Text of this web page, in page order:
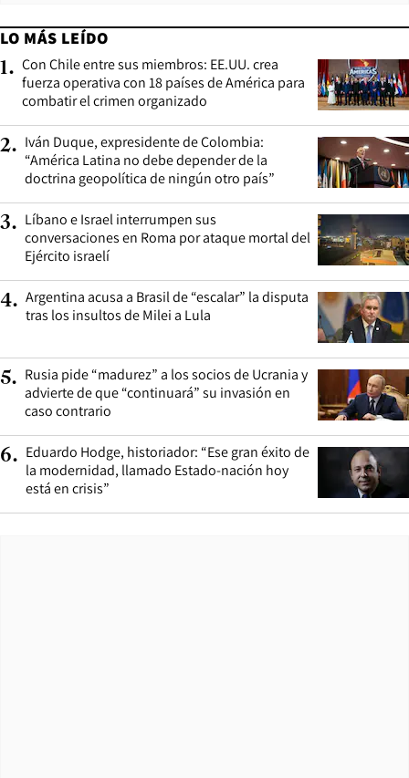
LO MÁS LEÍDO
1. Con Chile entre sus miembros: EE.UU. crea
fuerza operativa con 18 países de América para
combatir el crimen organizado
2. Iván Duque, expresidente de Colombia:
“América Latina no debe depender de la
doctrina geopolítica de ningún otro país”
3. Líbano e Israel interrumpen sus
conversaciones en Roma por ataque mortal del
Ejército israelí
4. Argentina acusa a Brasil de “escalar” la disputa
tras los insultos de Milei a Lula
5. Rusia pide “madurez” a los socios de Ucrania y
advierte de que “continuará” su invasión en
caso contrario
6. Eduardo Hodge, historiador: “Ese gran éxito de
la modernidad, llamado Estado-nación hoy
está en crisis”